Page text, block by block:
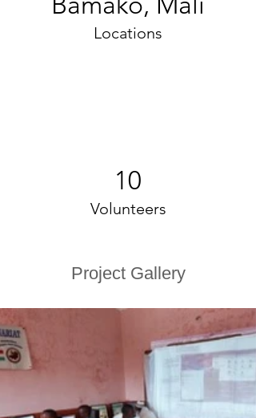
Locations
10
Volunteers
Project Gallery